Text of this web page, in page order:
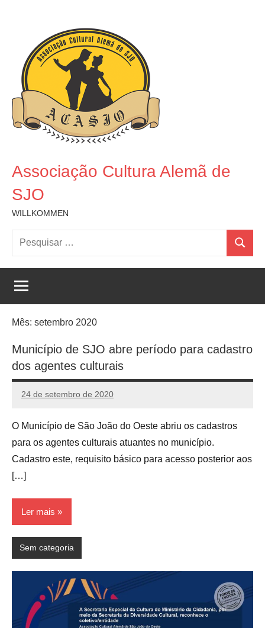
conteúdo
Associação Cultura Alemã de
SJO
WILLKOMMEN
Pesquisar
por:
Mês: setembro 2020
Município de SJO abre período para cadastro
dos agentes culturais
24 de setembro de 2020
admin
Nenhum
O Município de São João do Oeste abriu os cadastros
para os agentes culturais atuantes no município.
Cadastro este, requisito básico para acesso posterior aos
[…]
Ler mais
Sem categoria